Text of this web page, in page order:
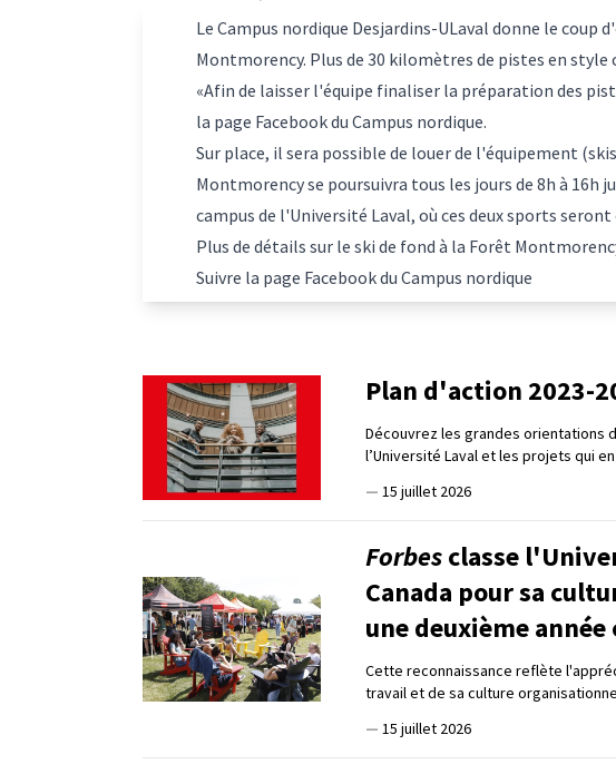
Le Campus nordique Desjardins-ULaval donne le coup
Montmorency. Plus de 30 kilomètres de pistes en
«Afin de laisser l'équipe finaliser la préparation des
la page Facebook du Campus nordique.
Sur place, il sera possible de louer de l'équipement
Montmorency se poursuivra tous les jours de 8h à
campus de l'Université Laval, où ces deux sports
Plus de détails sur le ski de fond à la Forêt
Suivre la page Facebook du Campus nordique
Plan d'action 2023-
Découvrez les grandes orientations
l’Université Laval et les projets qui
— 15 juillet 2026
Forbesclasse
Canada pour sa
une deuxième
Cette reconnaissance reflète
travail et de sa culture
— 15 juillet 2026